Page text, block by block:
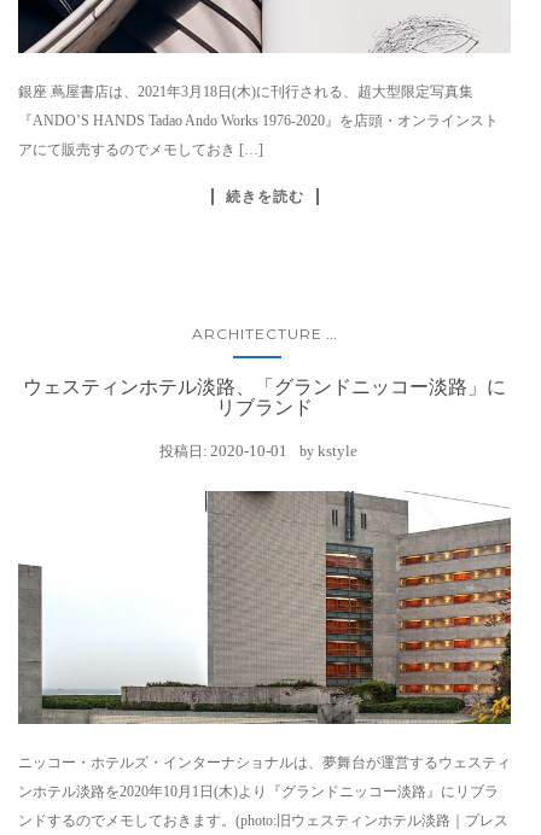
銀座 蔦屋書店は、2021年3⽉18⽇(木)に刊行される、超大型限定写真集
『ANDO’S HANDS Tadao Ando Works 1976-2020』を店頭・オンラインスト
アにて販売するのでメモしておき […]
続きを読む
ARCHITECTURE ...
ウェスティンホテル淡路、「グランドニッコー淡路」に
リブランド
投稿日: 2020-10-01 by kstyle
ニッコー・ホテルズ・インターナショナルは、夢舞台が運営するウェスティ
ンホテル淡路を2020年10月1日(木)より『グランドニッコー淡路』にリブラ
ンドするのでメモしておきます。(photo:旧ウェスティンホテル淡路｜プレス